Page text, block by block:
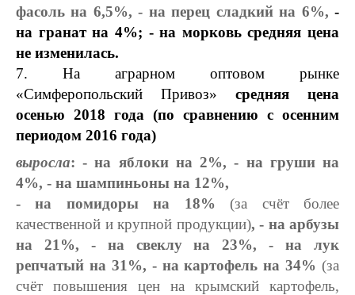
фасоль на 6,5%, - на перец сладкий на 6%, -
на гранат на 4%; - на морковь средняя цена
не изменилась.
7. На аграрном оптовом рынке
«Симферопольский Привоз» средняя цена
осенью 2018 года (по сравнению с осенним
периодом 2016 года)
выросла: - на яблоки на 2%, - на груши на
4%, - на шампиньоны на 12%,
- на помидоры на 18%(за счёт более
качественной и крупной продукции), - на арбузы
на 21%, - на свеклу на 23%, - на лук
репчатый на 31%, - на картофель на 34% (за
счёт повышения цен на крымский картофель,